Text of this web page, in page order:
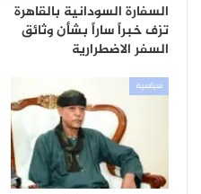
السفارة السودانية بالقاهرة
تزف خبراً ساراً بشأن وثائق
السفر الاضطرارية
سياسية